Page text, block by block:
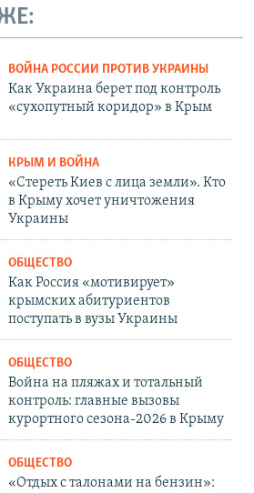
ВОЙНА РОССИИ ПРОТИВ УКРАИНЫ
Как Украина берет под контроль
«сухопутный коридор» в Крым
КРЫМ И ВОЙНА
«Стереть Киев с лица земли». Кто
в Крыму хочет уничтожения
Украины
ОБЩЕСТВО
Как Россия «мотивирует»
крымских абитуриентов
поступать в вузы Украины
ОБЩЕСТВО
Война на пляжах и тотальный
контроль: главные вызовы
курортного сезона-2026 в Крыму
ОБЩЕСТВО
«Отдых с талонами на бензин»: